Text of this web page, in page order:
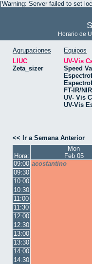
[Warning: Server failed to set
Horario de
Agrupaciones
LIUC
Zeta_sizer
Equipos
UV-Vis
Speed
FT-IR/NIR
UV- Vis
UV-Vis
<< Ir a Semana Anterior
Hora:
Mon
Feb 05
09:00 acostantino
09:30
10:00
10:30
11:00
11:30
12:00
12:30
13:00
13:30
14:00
14:30